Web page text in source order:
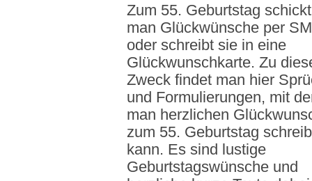
Zum 55. Geburtstag schickt
man Glückwünsche per
oder schreibt sie in eine
Glückwunschkarte. Zu
Zweck findet man hier
und Formulierungen, mit
man herzlichen
zum 55. Geburtstag
kann. Es sind lustige
Geburtstagswünsche und